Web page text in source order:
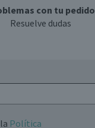
con tu pedido
Resuelve dudas
Política